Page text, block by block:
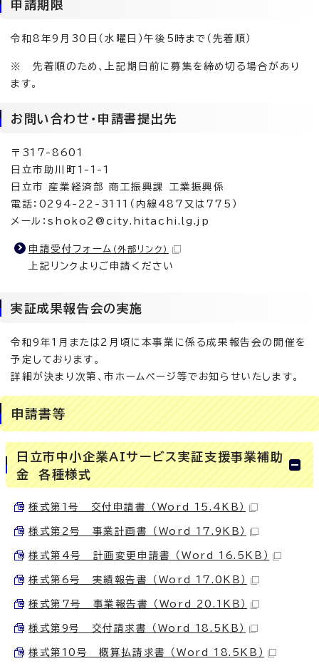
申請期限
令和8年9月30日（水曜日）午後5時まで（先着順）
※ 先着順のため、上記期日前に募集を締め切る場合があり
ます。
お問い合わせ・申請書提出先
〒317-8601
日立市助川町1-1-1
日立市 産業経済部 商工振興課 工業振興係
電話：0294-22-3111（内線487又は775）
メール：shoko2@city.hitachi.lg.jp
申請受付フォーム （外部リンク）
上記リンクよりご申請ください
実証成果報告会の実施
令和9年1月または2月頃に本事業に係る成果報告会の開催を
予定しております。
詳細が決まり次第、市ホームページ等でお知らせいたします。
申請書等
日立市中小企業AIサービス実証支援事業補助
金 各種様式
様式第1号 交付申請書 （Word 15.4KB）
様式第2号 事業計画書 （Word 17.9KB）
様式第4号 計画変更申請書 （Word 16.5KB）
様式第6号 実績報告書 （Word 17.0KB）
様式第7号 事業報告書 （Word 20.1KB）
様式第9号 交付請求書 （Word 18.5KB）
様式第10号 概算払請求書 （Word 18.5KB）